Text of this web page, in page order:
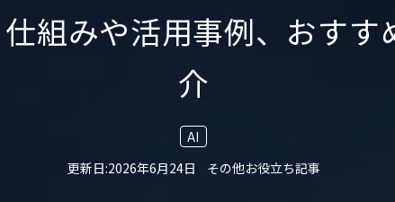
組みや活用事例、おすす
介
AI
2026年6月24日
その他お役立ち記事